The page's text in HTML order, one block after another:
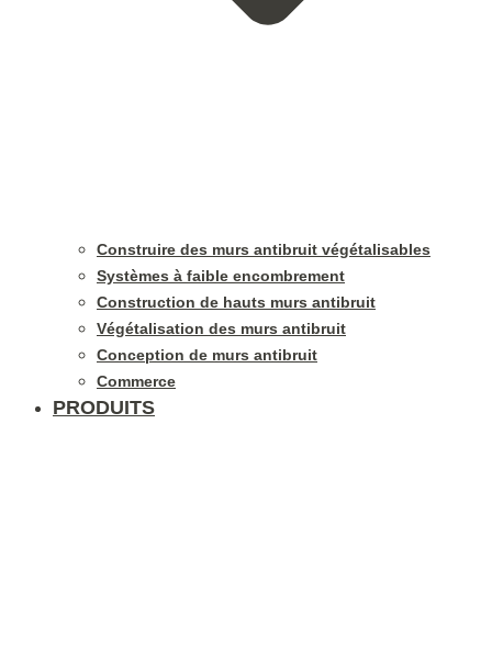
Construire des murs antibruit végétalisables
Systèmes à faible encombrement
Construction de hauts murs antibruit
Végétalisation des murs antibruit
Conception de murs antibruit
Commerce
PRODUITS